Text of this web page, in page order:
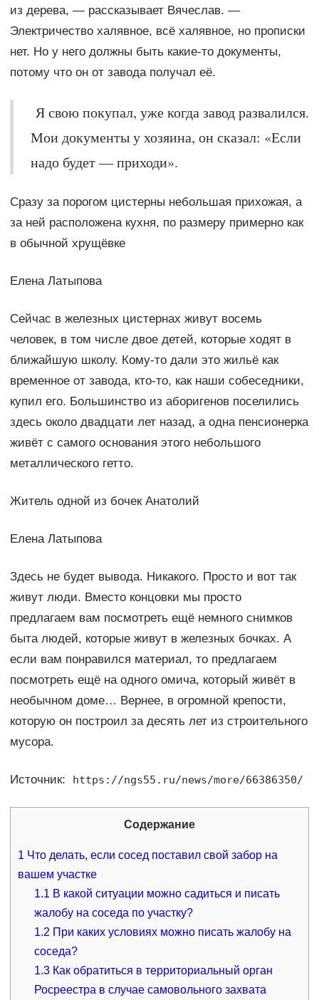
из дерева, — рассказывает Вячеслав. —
Электричество халявное, всё халявное, но прописки
нет. Но у него должны быть какие-то документы,
потому что он от завода получал её.
Я свою покупал, уже когда завод развалился.
Мои документы у хозяина, он сказал: «Если
надо будет — приходи».
Сразу за порогом цистерны небольшая прихожая, а
за ней расположена кухня, по размеру примерно как
в обычной хрущёвке
Елена Латыпова
Сейчас в железных цистернах живут восемь
человек, в том числе двое детей, которые ходят в
ближайшую школу. Кому-то дали это жильё как
временное от завода, кто-то, как наши собеседники,
купил его. Большинство из аборигенов поселились
здесь около двадцати лет назад, а одна пенсионерка
живёт с самого основания этого небольшого
металлического гетто.
Житель одной из бочек Анатолий
Елена Латыпова
Здесь не будет вывода. Никакого. Просто и вот так
живут люди. Вместо концовки мы просто
предлагаем вам посмотреть ещё немного снимков
быта людей, которые живут в железных бочках. А
если вам понравился материал, то предлагаем
посмотреть ещё на одного омича, который живёт в
необычном доме… Вернее, в огромной крепости,
которую он построил за десять лет из строительного
мусора.
Источник: https://ngs55.ru/news/more/66386350/
Содержание
1 Что делать, если сосед поставил свой забор на
вашем участке
1.1 В какой ситуации можно садиться и писать
жалобу на соседа по участку?
1.2 При каких условиях можно писать жалобу на
соседа?
1.3 Как обратиться в территориальный орган
Росреестра в случае самовольного захвата